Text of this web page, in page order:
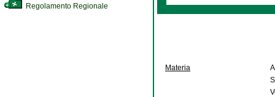
Regolamento Regionale
Materia